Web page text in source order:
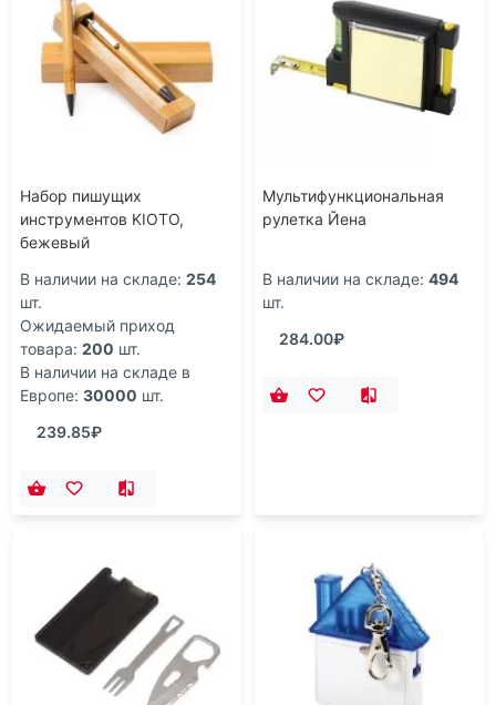
Набор пишущих
инструментов KIOTO,
бежевый
В наличии на складе: 254
шт.
Ожидаемый приход
товара: 200 шт.
В наличии на складе в
Европе: 30000 шт.
239.85₽
Мультифункциональная
рулетка Йена
В наличии на складе: 494
шт.
284.00₽